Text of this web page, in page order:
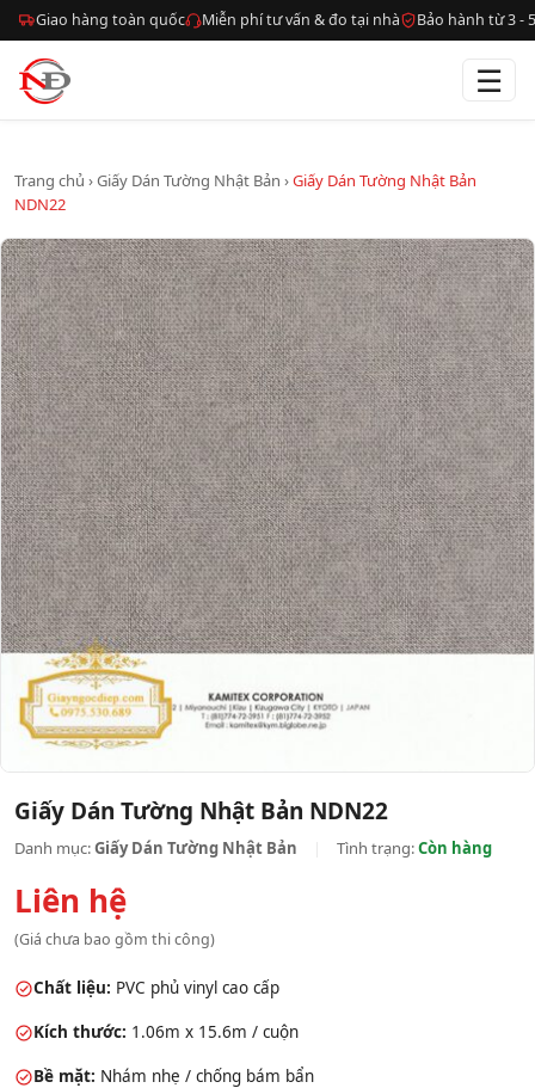
Giao hàng toàn quốc Miễn phí tư vấn & đo tại nhà Bảo hành từ 3 -
☰
Trang chủ ›Giấy Dán Tường Nhật Bản ›Giấy Dán Tường Nhật Bản
NDN22
Giấy Dán Tường Nhật Bản NDN22
Danh mục:Giấy Dán Tường Nhật Bản Tình trạng:Còn hàng
Liên hệ
(Giá chưa bao gồm thi công)
Chất liệu: PVC phủ vinyl cao cấp
Kích thước: 1.06m x 15.6m / cuộn
Bề mặt: Nhám nhẹ / chống bám bẩn